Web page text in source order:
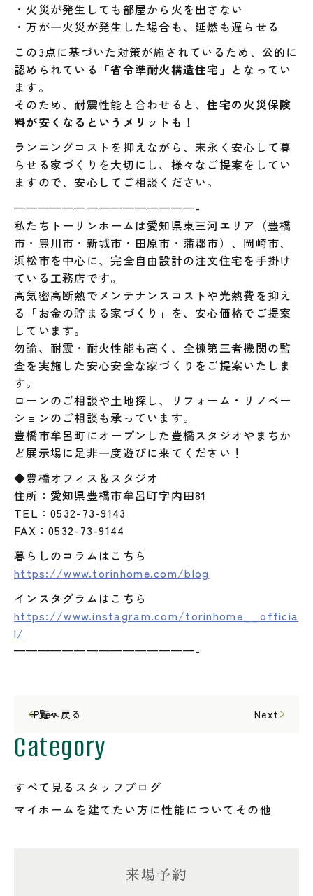
・火災が発生しても部屋から火を出さない
・万が一火災が発生した場合も、延燃も遅らせる
この3点に基づいた対策が施されているため、公的に
認められている 「省令準耐火構造住宅」 となってい
ます。
そのため、耐震性能と合わせると、住宅の火災保険
料が安くなるというメリットも！
ランニングコストを抑えながら、末永く安心して暮
らせる家づくりを大切にし、様々なご提案をしてい
ますので、安心してご相談ください。
———————————————-
私たちトーリンホームは愛知県東三河エリア（豊橋
市・豊川市・新城市・田原市・蒲郡市）、岡崎市、
浜松市を中心に、完全自由設計の注文住宅を手掛け
ている工務店です。
高気密高断熱でメンテナンスコストや光熱費を抑え
る「お金の貯まる家づくり」を、安心価格でご提案
しています。
勿論、耐震・耐火性能も高く、全棟第三者機関の監
査を実施した安心安全な家づくりをご提案いたしま
す。
ローンのご相談や土地探し、リフォーム・リノベー
ションのご相談も承っています。
豊橋市牟呂町にオープンした豊橋スタジオやまちか
ど展示場に是非一度遊びに来てください！
◆豊橋オフィス＆スタジオ
住所：愛知県豊橋市牟呂町字内田81
TEL：0532-73-9143
FAX：0532-73-9144
暮らしのコラムはこちら
https://www.torinhome.com/blog
インスタグラムはこちら
https://www.instagram.com/torinhome__officia
l/
———————————————-
一覧へ戻る
Prev Next
Category
すべて見る スタッフブログ
マイホームを建てたい方に性能について その他
来場予約